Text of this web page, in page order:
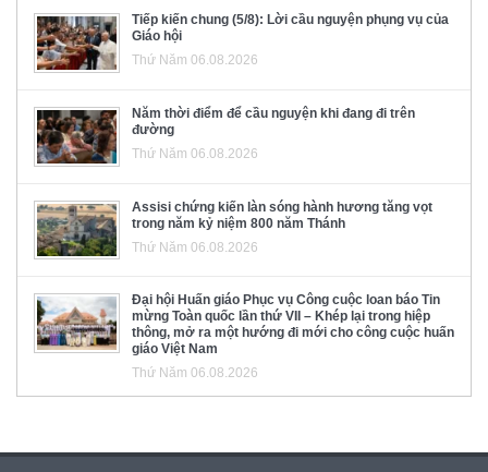
Tiếp kiến chung (5/8): Lời cầu nguyện phụng vụ của
Giáo hội
Thứ Năm 06.08.2026
Năm thời điểm để cầu nguyện khi đang đi trên
đường
Thứ Năm 06.08.2026
Assisi chứng kiến làn sóng hành hương tăng vọt
trong năm kỷ niệm 800 năm Thánh
Thứ Năm 06.08.2026
Đại hội Huấn giáo Phục vụ Công cuộc loan báo Tin
mừng Toàn quốc lần thứ VII – Khép lại trong hiệp
thông, mở ra một hướng đi mới cho công cuộc huấn
giáo Việt Nam
Thứ Năm 06.08.2026